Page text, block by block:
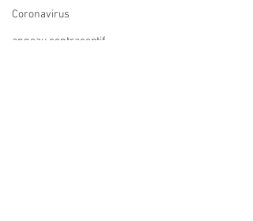
Coronavirus
anneau contraceptif